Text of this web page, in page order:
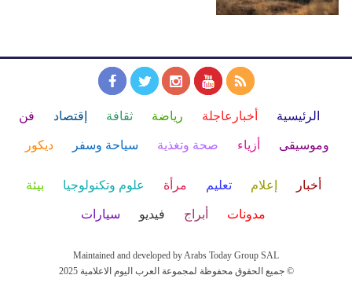
الرئيسية أخبارعاجلة رياضة ثقافة إقتصاد فن
وموسيقى أزياء صحة وتغذية سياحة وسفر ديكور
أخبار إعلام تعليم مرأة علوم وتكنولوجيا بيئة
مدونات أبراج فيديو سيارات
Maintained and developed by Arabs Today Group SAL
جميع الحقوق محفوظة لمجموعة العرب اليوم الاعلامية 2025 ©